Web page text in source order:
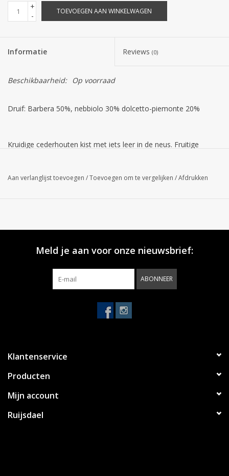
+
-
TOEVOEGEN AAN WINKELWAGEN
Informatie Reviews (0)
Beschikbaarheid: Op voorraad
Druif: Barbera 50%, nebbiolo 30% dolcetto-piemonte 20%
Kruidige cederhouten kist met iets leer in de neus. Fruitige
Aan verlanglijst toevoegen /Toevoegen om te vergelijken /Afdrukken
Meld je aan voor onze nieuwsbrief:
ABONNEER
Klantenservice
Producten
Mijn account
Ruijsdael